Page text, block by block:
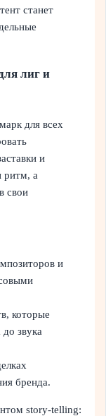
станет
лиг и
для всех
и
ритм, а
свои
и
которые
звука
бренда.
story‑telling: